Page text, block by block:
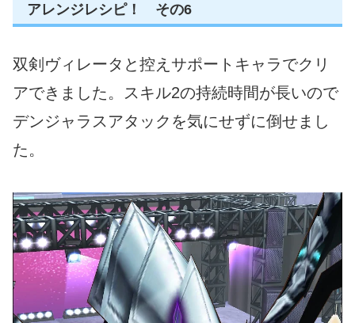
アレンジレシピ！ その6
双剣ヴィレータと控えサポートキャラでクリ
アできました。スキル2の持続時間が長いので
デンジャラスアタックを気にせずに倒せまし
た。